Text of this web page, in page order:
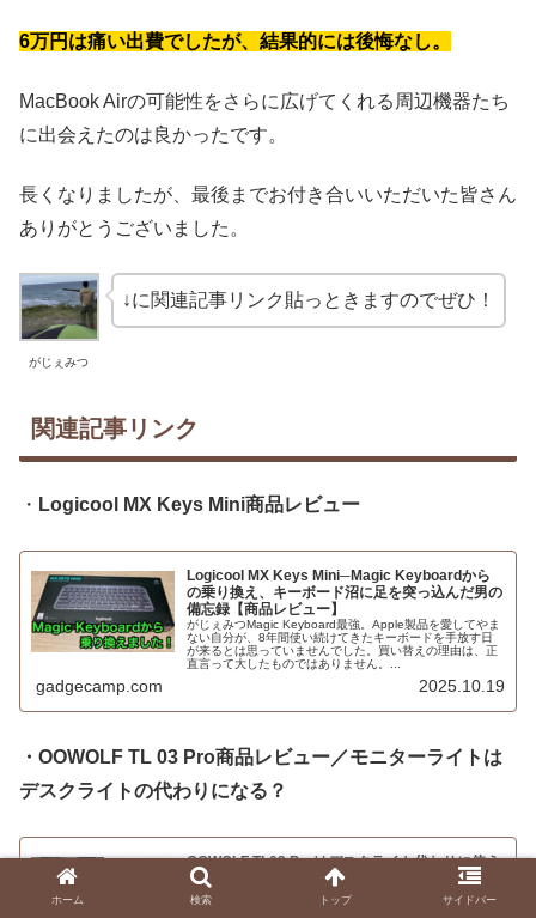
6万円は痛い出費でしたが、結果的には後悔なし。
MacBook Airの可能性をさらに広げてくれる周辺機器たち
に出会えたのは良かったです。
長くなりましたが、最後までお付き合いいただいた皆さん
ありがとうございました。
がじぇみつ
↓に関連記事リンク貼っときますのでぜひ！
関連記事リンク
・ Logicool MX Keys Mini商品レビュー
Logicool MX Keys Mini─Magic Keyboardから
の乗り換え、キーボード沼に足を突っ込んだ男の
備忘録【商品レビュー】
がじぇみつMagic Keyboard最強。Apple製品を愛してやま
ない自分が、8年間使い続けてきたキーボードを手放す日
が来るとは思っていませんでした。買い替えの理由は、正
直言って大したものではありません。...
gadgecamp.com 2025.10.19
・OOWOLF TL 03 Pro商品レビュー／モニターライトは
デスクライトの代わりになる？
OOWOLF TL03 Proはデスクライト代わりに使え
るのか？【商品レビュー】
勉強や作業をしていると「手元が暗いな…」と思う瞬間あ
りますよね。本来ならデスクライトを買うのが王道なんで
ホーム 検索 トップ サイドバー